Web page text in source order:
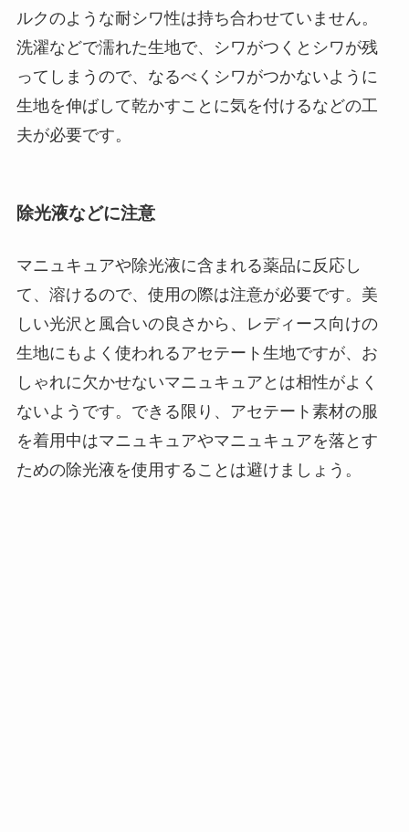
ルクのような耐シワ性は持ち合わせていません。
洗濯などで濡れた生地で、シワがつくとシワが残
ってしまうので、なるべくシワがつかないように
生地を伸ばして乾かすことに気を付けるなどの工
夫が必要です。
除光液などに注意
マニュキュアや除光液に含まれる薬品に反応し
て、溶けるので、使用の際は注意が必要です。美
しい光沢と風合いの良さから、レディース向けの
生地にもよく使われるアセテート生地ですが、お
しゃれに欠かせないマニュキュアとは相性がよく
ないようです。できる限り、アセテート素材の服
を着用中はマニュキュアやマニュキュアを落とす
ための除光液を使用することは避けましょう。